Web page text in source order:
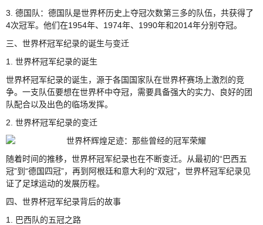
3. 德国队：德国队是世界杯历史上夺冠次数第三多的队伍，共获得了
4次冠军。他们在1954年、1974年、1990年和2014年分别夺冠。
三、世界杯冠军纪录的诞生与变迁
1. 世界杯冠军纪录的诞生
世界杯冠军纪录的诞生，源于各国国家队在世界杯赛场上激烈的竞
争。一支队伍要想在世界杯中夺冠，需要具备强大的实力、良好的团
队配合以及出色的临场发挥。
2. 世界杯冠军纪录的变迁
随着时间的推移，世界杯冠军纪录也在不断变迁。从最初的“巴西五
冠”到“德国四冠”，再到阿根廷和意大利的“双冠”，世界杯冠军纪录见
证了足球运动的发展历程。
四、世界杯冠军纪录背后的故事
1. 巴西队的五冠之路